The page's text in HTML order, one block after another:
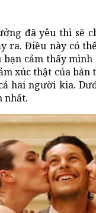
đã yêu thì sẽ
ra. Điều này có
cảm thấy
xúc thật của
hai người kia.
nhất.